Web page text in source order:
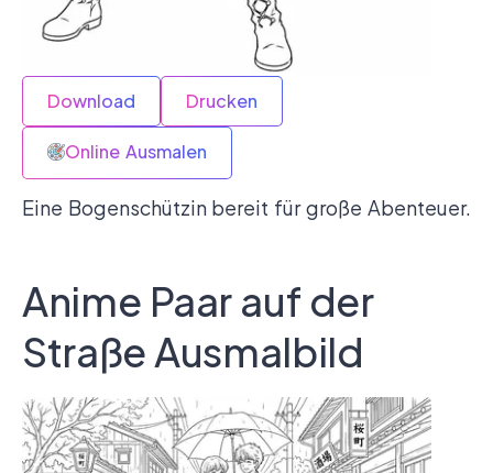
Download Drucken
Online Ausmalen
Eine Bogenschützin bereit für große Abenteuer.
Anime Paar auf der
Straße Ausmalbild